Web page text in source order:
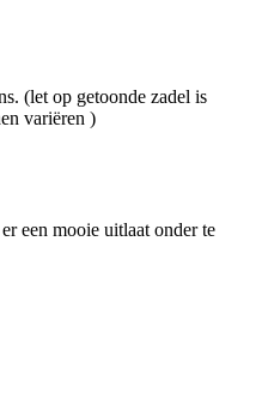
(let op getoonde zadel is
variëren )
een mooie uitlaat onder te